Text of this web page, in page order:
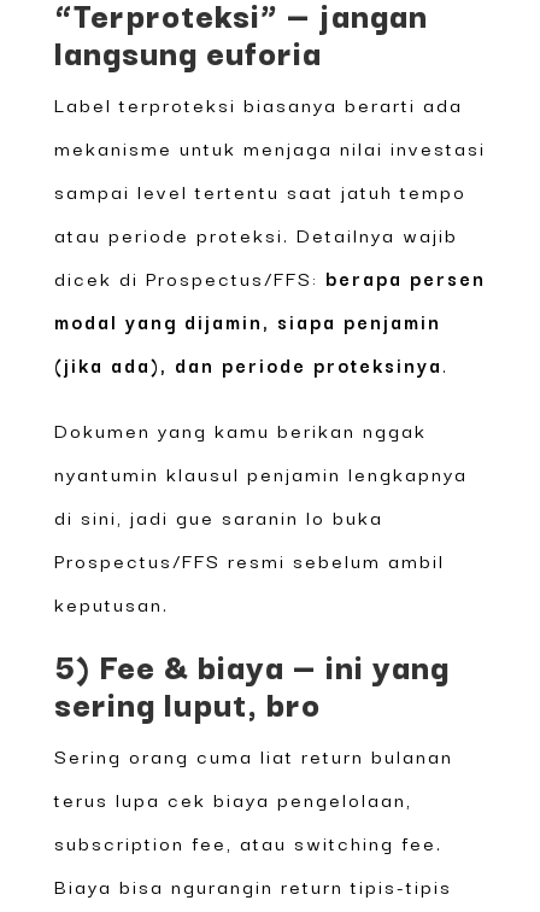
“Terproteksi” — jangan
langsung euforia
Label terproteksi biasanya berarti ada
mekanisme untuk menjaga nilai investasi
sampai level tertentu saat jatuh tempo
atau periode proteksi. Detailnya wajib
dicek di Prospectus/FFS: berapa persen
modal yang dijamin, siapa penjamin
(jika ada), dan periode proteksinya.
Dokumen yang kamu berikan nggak
nyantumin klausul penjamin lengkapnya
di sini, jadi gue saranin lo buka
Prospectus/FFS resmi sebelum ambil
keputusan.
5) Fee & biaya — ini yang
sering luput, bro
Sering orang cuma liat return bulanan
terus lupa cek biaya pengelolaan,
subscription fee, atau switching fee.
Biaya bisa ngurangin return tipis-tipis